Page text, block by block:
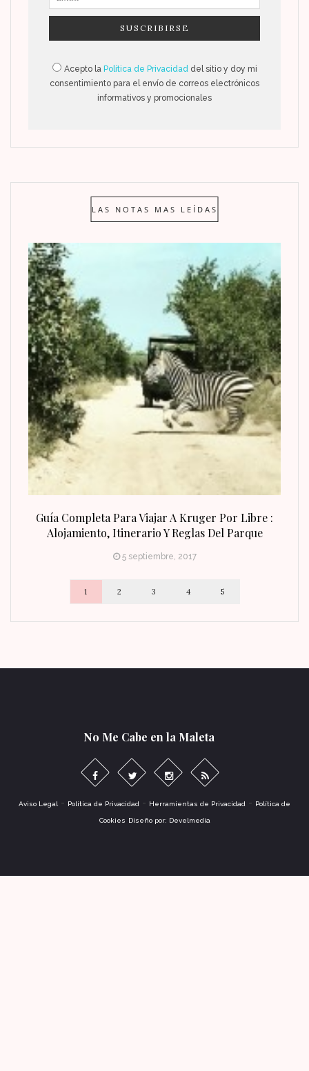
Acepto la Política de Privacidad del sitio y doy mi
consentimiento para el envío de correos electrónicos
informativos y promocionales
LAS NOTAS MAS LEÍDAS
Guía Completa Para Viajar A Kruger Por Libre :
Alojamiento, Itinerario Y Reglas Del Parque
5 septiembre, 2017
1 2 3 4 5
No Me Cabe en la Maleta
Aviso Legal - Política de Privacidad - Herramientas de Privacidad - Política de
Cookies Diseño por: Develmedia